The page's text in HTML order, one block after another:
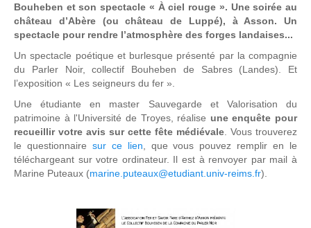
Bouheben et son spectacle « À ciel rouge ». Une soirée au
château d’Abère (ou château de Luppé), à Asson. Un
spectacle pour rendre l’atmosphère des forges landaises...
Un spectacle poétique et burlesque présenté par la compagnie
du Parler Noir, collectif Bouheben de Sabres (Landes). Et
l’exposition « Les seigneurs du fer ».
Une étudiante en master Sauvegarde et Valorisation du
patrimoine à l'Université de Troyes, réalise une enquête pour
recueillir votre avis sur cette fête médiévale . Vous trouverez
le questionnaire sur ce lien , que vous pouvez remplir en le
téléchargeant sur votre ordinateur. Il est à renvoyer par mail à
Marine Puteaux (marine.puteaux@etudiant.univ-reims.fr).